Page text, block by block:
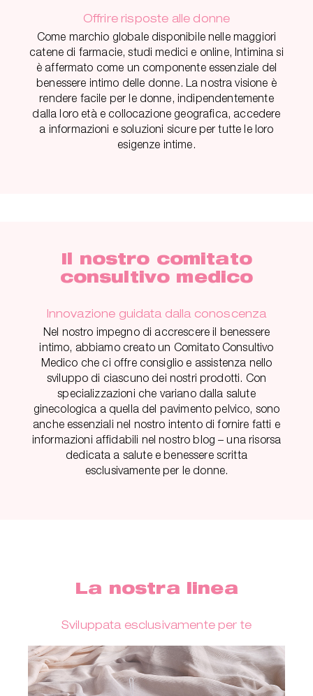
Offrire risposte alle donne
Come marchio globale disponibile nelle maggiori
catene di farmacie, studi medici e online, Intimina si
è affermato come un componente essenziale del
benessere intimo delle donne. La nostra visione è
rendere facile per le donne, indipendentemente
dalla loro età e collocazione geografica, accedere
a informazioni e soluzioni sicure per tutte le loro
esigenze intime.
Il nostro comitato
consultivo medico
Innovazione guidata dalla conoscenza
Nel nostro impegno di accrescere il benessere
intimo, abbiamo creato un Comitato Consultivo
Medico che ci offre consiglio e assistenza nello
sviluppo di ciascuno dei nostri prodotti. Con
specializzazioni che variano dalla salute
ginecologica a quella del pavimento pelvico, sono
anche essenziali nel nostro intento di fornire fatti e
informazioni affidabili nel nostro blog – una risorsa
dedicata a salute e benessere scritta
esclusivamente per le donne.
La nostra linea
Sviluppata esclusivamente per te